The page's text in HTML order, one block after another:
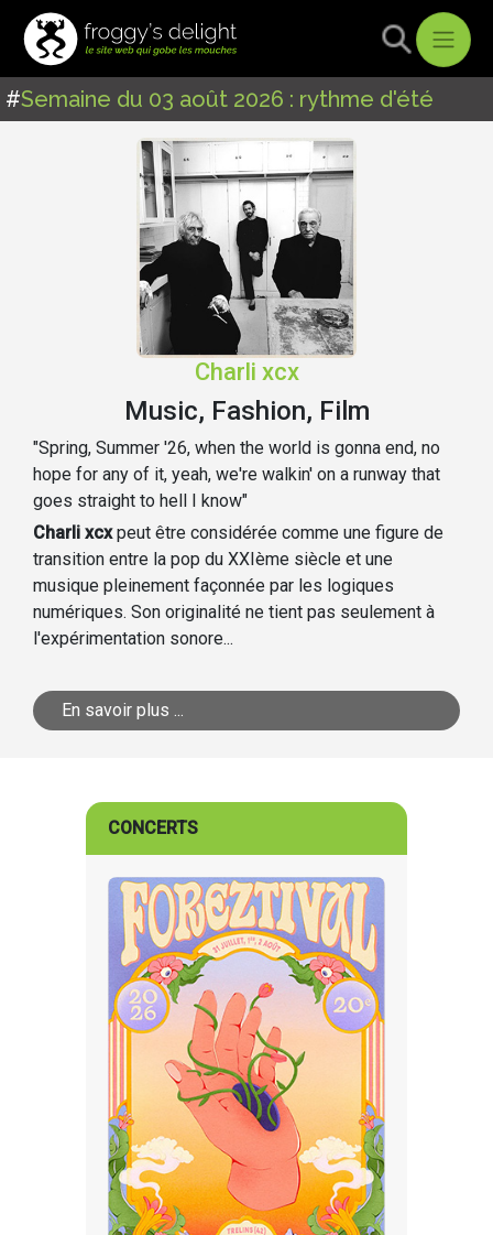
#Semaine du 03 août 2026 : rythme d'été
Charli xcx
Music, Fashion, Film
"Spring, Summer '26, when the world is gonna end, no
hope for any of it, yeah, we're walkin' on a runway that
goes straight to hell I know"
Charli xcxpeut être considérée comme une figure de
transition entre la pop du XXIème siècle et une
musique pleinement façonnée par les logiques
numériques. Son originalité ne tient pas seulement à
l'expérimentation sonore...
En savoir plus ...
CONCERTS